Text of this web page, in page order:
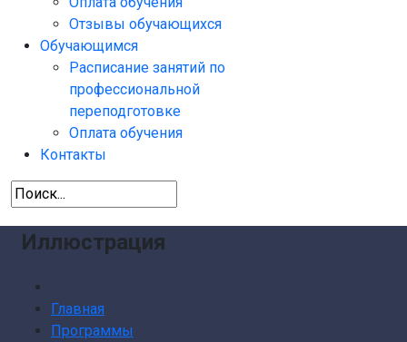
Отзывы обучающихся
Обучающимся
Расписание занятий по
профессиональной
переподготовке
Оплата обучения
Контакты
Иллюстрация
Главная
Программы